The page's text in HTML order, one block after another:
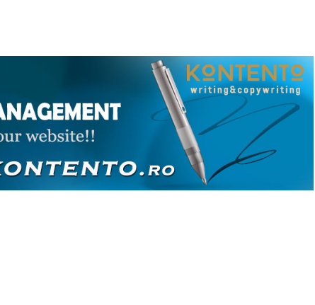
ARTICOLE ASEMANATOARE